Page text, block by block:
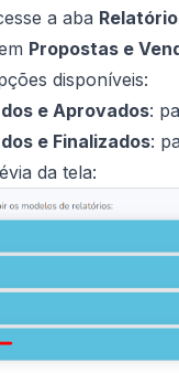
a aba
Propostas e
disponíveis:
e Aprovados:
e Finalizados:
da tela: